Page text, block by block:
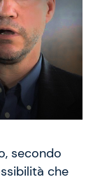
secondo
che